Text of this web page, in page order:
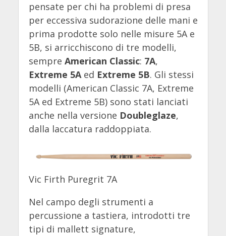
pensate per chi ha problemi di presa
per eccessiva sudorazione delle mani e
prima prodotte solo nelle misure 5A e
5B, si arricchiscono di tre modelli,
sempre American Classic: 7A,
Extreme 5A ed Extreme 5B. Gli stessi
modelli (American Classic 7A, Extreme
5A ed Extreme 5B) sono stati lanciati
anche nella versione Doubleglaze,
dalla laccatura raddoppiata.
Vic Firth Puregrit 7A
Nel campo degli strumenti a
percussione a tastiera, introdotti tre
tipi di mallett signature,